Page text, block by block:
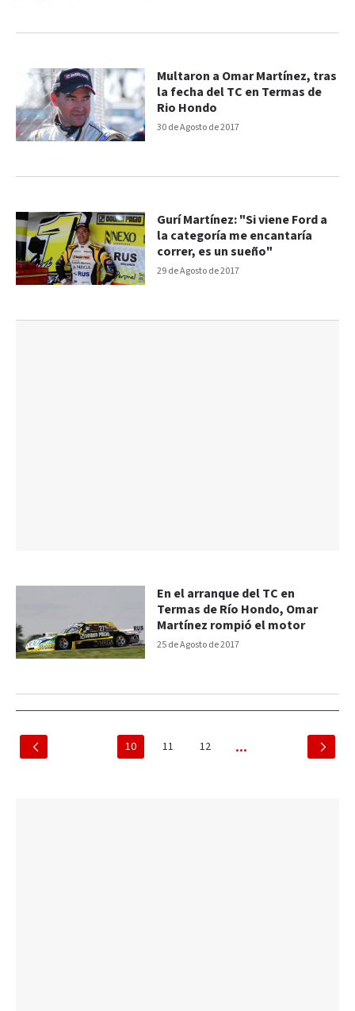
30 de Agosto de 2017
Multaron a Omar Martínez, tras
la fecha del TC en Termas de
Rio Hondo
29 de Agosto de 2017
Gurí Martínez: "Si viene Ford a
la categoría me encantaría
correr, es un sueño"
25 de Agosto de 2017
En el arranque del TC en
Termas de Río Hondo, Omar
Martínez rompió el motor
10 11 12